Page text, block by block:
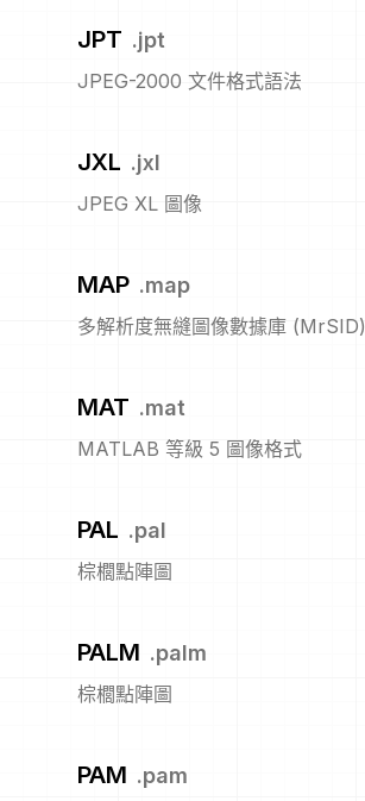
JPT .jpt
JPEG-2000 文件格式語法
JXL .jxl
JPEG XL 圖像
MAP .map
多解析度無縫圖像數據庫 (MrSID)
MAT .mat
MATLAB 等級 5 圖像格式
PAL .pal
棕櫚點陣圖
PALM .palm
棕櫚點陣圖
PAM .pam